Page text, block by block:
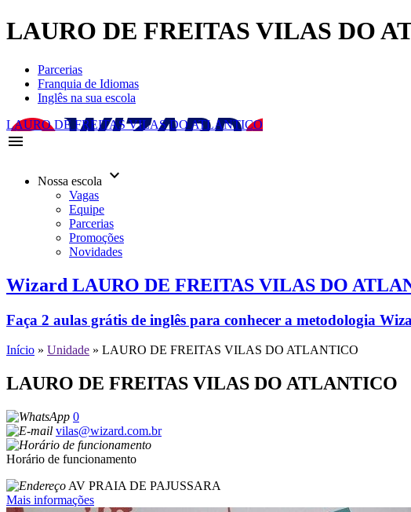
LAURO DE FREITAS VILAS DO
Parcerias
Franquia de Idiomas
Inglês na sua escola
LAURO DE FREITAS VILAS DO ATLANTICO
menu
Nossa escola keyboard_arrow_down
Vagas
Equipe
Parcerias
Promoções
Novidades
Wizard LAURO DE FREITAS VILAS DO
Faça 2 aulas grátis de inglês para conhecer a metodologia
Início » Unidade » LAURO DE FREITAS VILAS DO ATLANTICO
LAURO DE FREITAS VILAS DO ATLANTICO
0
vilas@wizard.com.br
Horário de funcionamento
AV PRAIA DE PAJUSSARA
Mais informações